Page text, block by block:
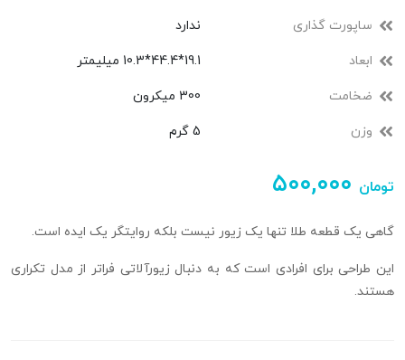
ساپورت گذاری ندارد
ابعاد 19.1*44.4*10.3 میلیمتر
ضخامت 300 میکرون
وزن 5 گرم
۵۰۰,۰۰۰ تومان
گاهی یک قطعه طلا تنها یک زیور نیست بلکه روایتگر یک ایده است.
این طراحی برای افرادی است که به دنبال زیورآلاتی فراتر از مدل تکراری
هستند.